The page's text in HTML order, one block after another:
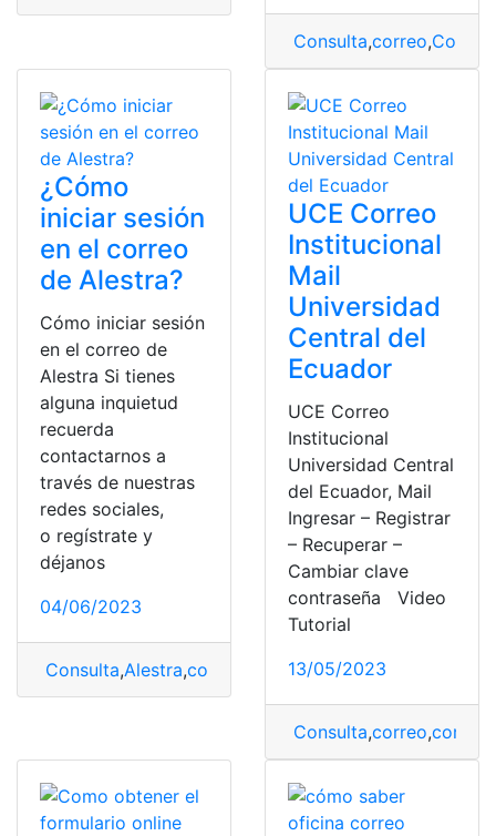
Consulta,correo,
¿Cómo
iniciar sesión
en el correo
de Alestra?
Cómo iniciar sesión
en el correo de
Alestra Si tienes
alguna inquietud
recuerda
contactarnos a
través de nuestras
redes sociales,
o regístrate y
déjanos
04/06/2023
Consulta,Alestra,correo Iniciar,iniciar sesión
UCE Correo
Institucional
Mail
Universidad
Central del
Ecuador
UCE Correo
Institucional
Universidad Central
del Ecuador, Mail
Ingresar – Registrar
– Recuperar –
Cambiar clave
contraseña Video
Tutorial
13/05/2023
Consulta,correo,correo